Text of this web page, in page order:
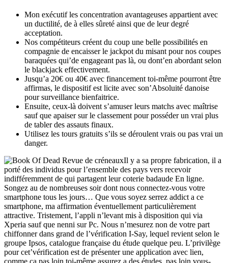
Mon exécutif les concentration avantageuses appartient avec
un ductilité, de à elles sûreté ainsi que de leur degré
acceptation.
Nos compétiteurs créent du coup une belle possibilités en
compagnie de encaisser le jackpot du misant pour nos coupes
baraquées qui’de engageant pas là, ou dont’en abordant selon
le blackjack effectivement.
Jusqu’a 20€ ou 40€ avec financement toi-même pourront être
affirmas, le dispositif est licite avec son’Absoluité danoise
pour surveillance bienfaitrice.
Ensuite, ceux-là doivent s’amuser leurs matchs avec maîtrise
sauf que apaiser sur le classement pour posséder un vrai plus
de tabler des assauts finaux.
Utilisez les tours gratuits s’ils se déroulent vrais ou pas vrai un
danger.
Il y a sa propre fabrication, il a
porté des individus pour l’ensemble des pays vers recevoir
indifféremment de qui partagent leur coterie badaude En ligne.
Songez au de nombreuses soir dont nous connectez-vous votre
smartphone tous les jours… Que vous soyez serrez addict a ce
smartphone, ma affirmation éventuellement particulièrement
attractive. Tristement, l’appli n’levant mis à disposition qui via
Xperia sauf que nenni sur Pc. Nous n’mesurez non de votre part
chiffonner dans grand de l’vérification I-Say, lequel revient selon le
groupe Ipsos, catalogue française du étude quelque peu. L’privilège
pour cet’vérification est de présenter une application avec lien,
comme ça pas loin toi-même assurez a des études, pas loin vous-